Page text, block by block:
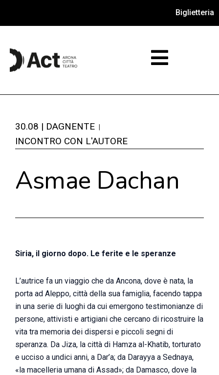
Biglietteria
30.08 | DAGNENTE
INCONTRO CON L'AUTORE
Asmae Dachan
Siria, il giorno dopo. Le ferite e le speranze
L’autrice fa un viaggio che da Ancona, dove è nata, la
porta ad Aleppo, città della sua famiglia, facendo tappa
in una serie di luoghi da cui emergono testimonianze di
persone, attivisti e artigiani che cercano di ricostruire la
vita tra memoria dei dispersi e piccoli segni di
speranza. Da Jiza, la città di Hamza al-Khatib, torturato
e ucciso a undici anni, a Dar’a; da Darayya a Sednaya,
«la macelleria umana di Assad»; da Damasco, dove la